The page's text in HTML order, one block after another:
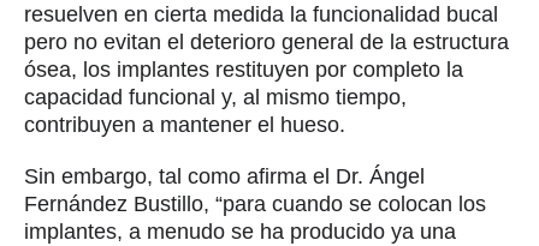
resuelven en cierta medida la funcionalidad bucal
pero no evitan el deterioro general de la estructura
ósea, los implantes restituyen por completo la
capacidad funcional y, al mismo tiempo,
contribuyen a mantener el hueso.
Sin embargo, tal como afirma el Dr. Ángel
Fernández Bustillo, “para cuando se colocan los
implantes, a menudo se ha producido ya una